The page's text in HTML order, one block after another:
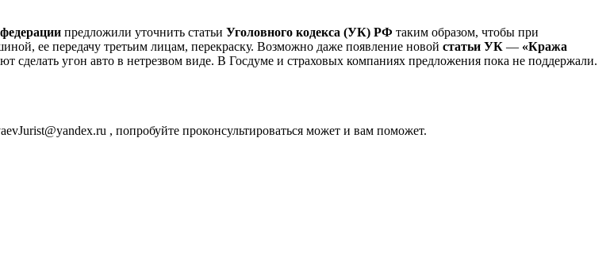
предложили уточнить статьи Уголовного кодекса (УК) РФ таким образом, чтобы при
ее передачу третьим лицам, перекраску. Возможно даже появление новой статьи УК — «Кража
сделать угон авто в нетрезвом виде. В Госдуме и страховых компаниях предложения пока не поддержали.
, попробуйте проконсультироваться может и вам поможет.